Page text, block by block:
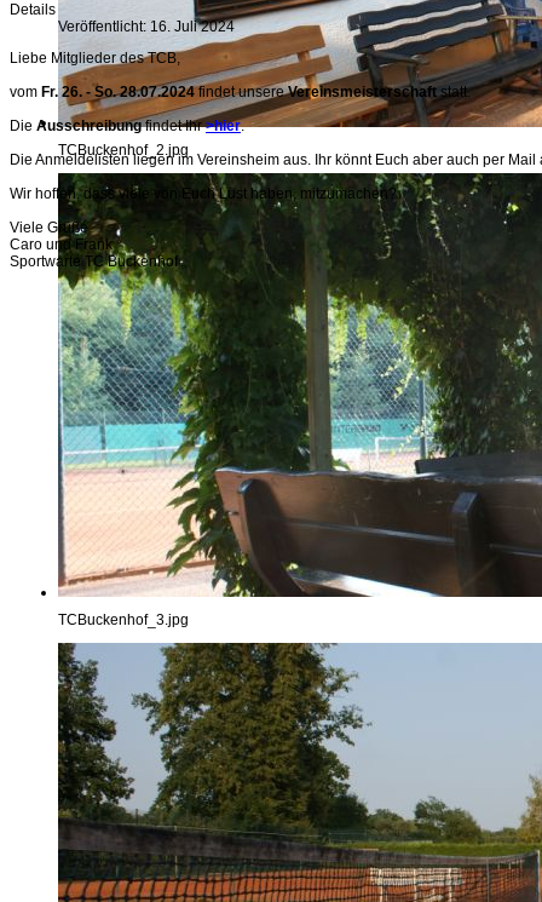
TCBuckenhof_2.jpg
TCBuckenhof_3.jpg
Details
Veröffentlicht: 16. Juli 2024
Liebe Mitglieder des TCB,
vom Fr. 26. - So. 28.07.2024findet unsereVereinsmeisterschaft statt.
Die Ausschreibungfindet Ihr>hier.
Die Anmeldelisten liegen im Vereinsheim aus. Ihr könnt Euch aber auch per
Wir hoffen, dass viele von Euch Lust haben, mitzumachen?
Viele Grüße
Caro und Frank
Sportwarte TC Buckenhof